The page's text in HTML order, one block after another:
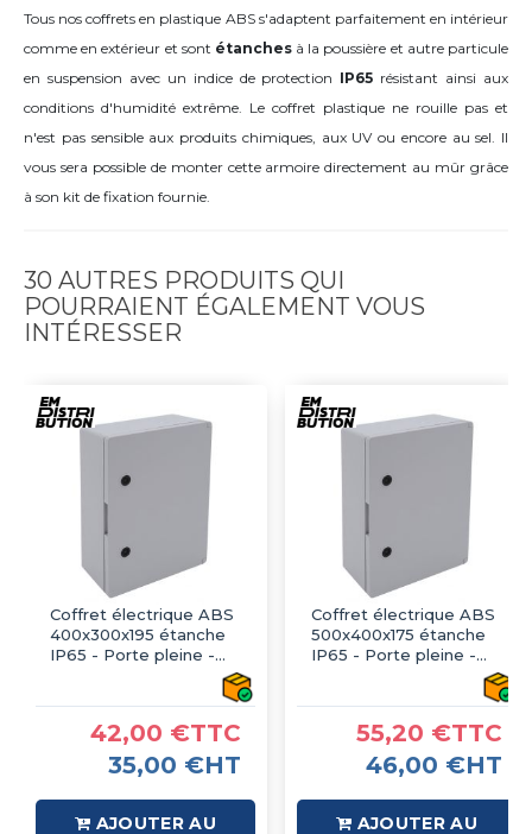
Tous nos coffrets en plastique ABS s'adaptent parfaitement en intérieur
comme en extérieur et sont étanchesà la poussière et autre particule
en suspension avec un indice de protection IP65 résistant ainsi aux
conditions d'humidité extrême. Le coffret plastique ne rouille pas et
n'est pas sensible aux produits chimiques, aux UV ou encore au sel. Il
vous sera possible de monter cette armoire directement au mûr grâce
à son kit de fixation fournie.
30 AUTRES PRODUITS QUI
POURRAIENT ÉGALEMENT VOUS
INTÉRESSER
Coffret électrique ABS
400x300x195 étanche
IP65 - Porte pleine -
42,00 €TTC
35,00 €HT
AJOUTER AU
Coffret électrique ABS
500x400x175 étanche
IP65 - Porte pleine -
55,20 €TTC
46,00 €HT
AJOUTER AU